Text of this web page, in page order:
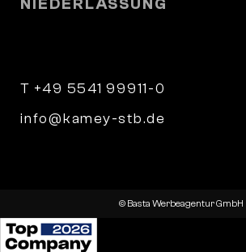
NIEDERLASSUNG
T +49 5541 99911-0
info@kamey-stb.de
© Basta Werbeagentur GmbH